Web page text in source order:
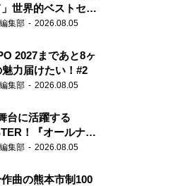
世界的ベストセラ
ア』を紹介
集部 2026.08.05
2027まであと8ヶ
魅力届けたい！#2
集部 2026.08.05
台に活躍する
！『オールナイ
』月替わり
集部 2026.08.05
曲の熊本市制100